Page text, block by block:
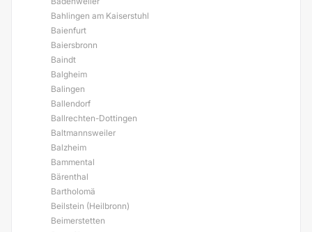
Bahlingen am Kaiserstuhl
Baienfurt
Baiersbronn
Baindt
Balgheim
Balingen
Ballendorf
Ballrechten-Dottingen
Baltmannsweiler
Balzheim
Bammental
Bärenthal
Bartholomä
Beilstein (Heilbronn)
Beimerstetten